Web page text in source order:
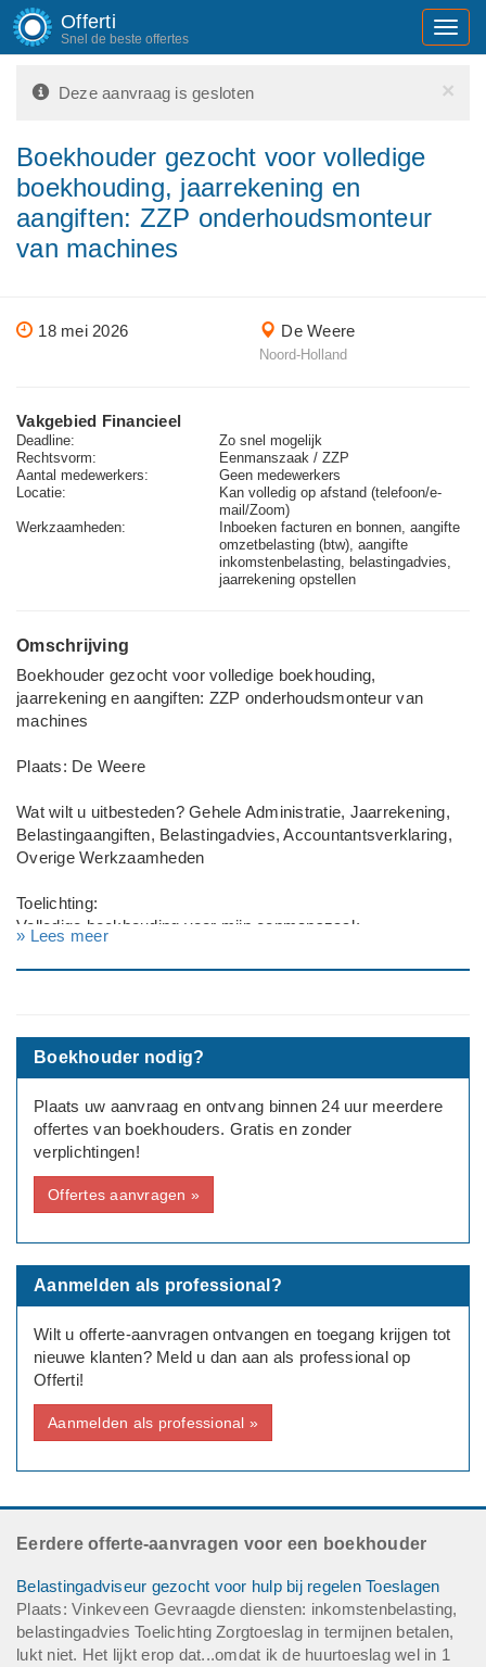
Offerti
Snel de beste offertes
×
Deze aanvraag is gesloten
Boekhouder gezocht voor volledige
boekhouding, jaarrekening en
aangiften: ZZP onderhoudsmonteur
van machines
18 mei 2026 De Weere
Noord-Holland
Vakgebied Financieel
Deadline:
Zo snel mogelijk
Rechtsvorm:
Eenmanszaak / ZZP
Aantal medewerkers:
Geen medewerkers
Locatie:
Kan volledig op afstand (telefoon/e-
mail/Zoom)
Werkzaamheden:
Inboeken facturen en bonnen, aangifte
omzetbelasting (btw), aangifte
inkomstenbelasting, belastingadvies,
jaarrekening opstellen
Omschrijving
Boekhouder gezocht voor volledige boekhouding,
jaarrekening en aangiften: ZZP onderhoudsmonteur van
machines
Plaats: De Weere
Wat wilt u uitbesteden? Gehele Administratie, Jaarrekening,
Belastingaangiften, Belastingadvies, Accountantsverklaring,
Overige Werkzaamheden
Toelichting:
Volledige boekhouding voor mijn eenmanszaak.
---
Rechtsvorm: Eenmanszaak/ZZP
Bedrijfsinformatie: Reparatie en onderhoud van industriële
machines
» Lees meer
Boekhouder nodig?
Plaats uw aanvraag en ontvang binnen 24 uur meerdere
offertes van boekhouders. Gratis en zonder
verplichtingen!
Offertes aanvragen »
Aanmelden als professional?
Wilt u offerte-aanvragen ontvangen en toegang krijgen tot
nieuwe klanten? Meld u dan aan als professional op
Offerti!
Aanmelden als professional »
Eerdere offerte-aanvragen voor een boekhouder
Belastingadviseur gezocht voor hulp bij regelen Toeslagen
Plaats: Vinkeveen Gevraagde diensten: inkomstenbelasting,
belastingadvies Toelichting Zorgtoeslag in termijnen betalen,
lukt niet. Het lijkt erop dat...omdat ik de huurtoeslag wel in 1